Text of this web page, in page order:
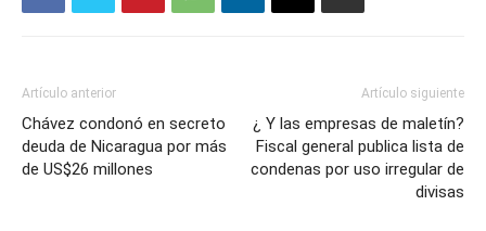
Artículo anterior
Chávez condonó en secreto
deuda de Nicaragua por más
de US$26 millones
Artículo siguiente
¿ Y las empresas de maletín?
Fiscal general publica lista de
condenas por uso irregular de
divisas